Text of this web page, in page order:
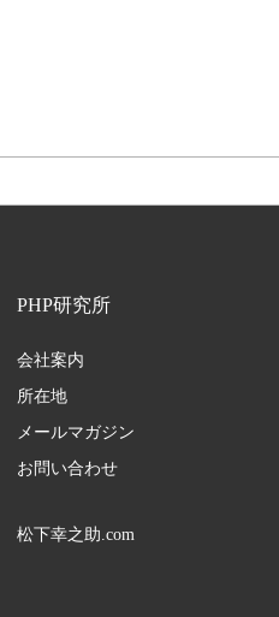
PHP研究所
会社案内
所在地
メールマガジン
お問い合わせ
松下幸之助.com